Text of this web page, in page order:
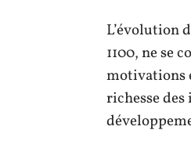
L’évolution
1100, ne se
motivations
richesse